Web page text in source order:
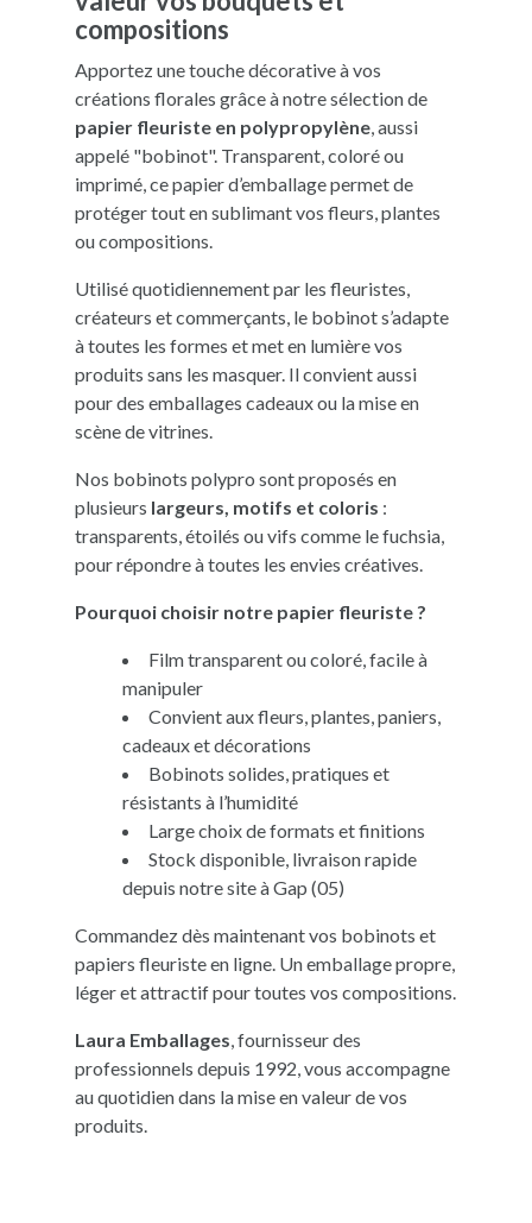
compositions
Apportez une touche décorative à vos
créations florales grâce à notre sélection de
papier fleuriste en polypropylène , aussi
appelé "bobinot". Transparent, coloré ou
imprimé, ce papier d’emballage permet de
protéger tout en sublimant vos fleurs, plantes
ou compositions.
Utilisé quotidiennement par les fleuristes,
créateurs et commerçants, le bobinot s’adapte
à toutes les formes et met en lumière vos
produits sans les masquer. Il convient aussi
pour des emballages cadeaux ou la mise en
scène de vitrines.
Nos bobinots polypro sont proposés en
plusieurs largeurs, motifs et coloris :
transparents, étoilés ou vifs comme le fuchsia,
pour répondre à toutes les envies créatives.
Pourquoi choisir notre papier fleuriste ?
Film transparent ou coloré, facile à
manipuler
Convient aux fleurs, plantes, paniers,
cadeaux et décorations
Bobinots solides, pratiques et
résistants à l’humidité
Large choix de formats et finitions
Stock disponible, livraison rapide
depuis notre site à Gap (05)
Commandez dès maintenant vos bobinots et
papiers fleuriste en ligne. Un emballage propre,
léger et attractif pour toutes vos compositions.
Laura Emballages , fournisseur des
professionnels depuis 1992, vous accompagne
au quotidien dans la mise en valeur de vos
produits.